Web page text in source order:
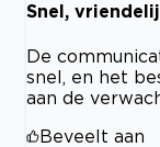
Snel,
De
snel, en het
aan de
Beveelt aan